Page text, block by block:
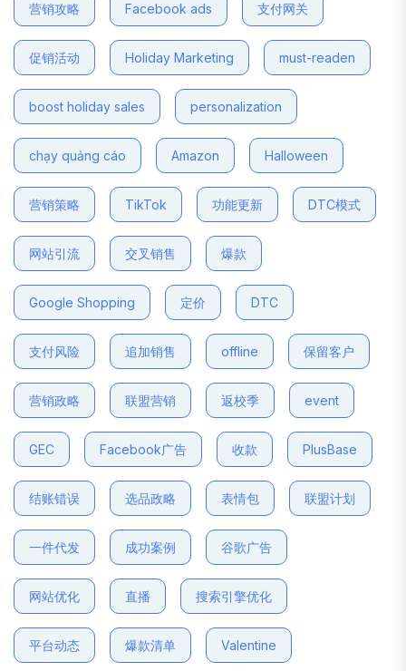
营销攻略 Facebook ads 支付网关
促销活动 Holiday Marketing must-readen
boost holiday sales personalization
chạy quảng cáo Amazon Halloween
营销策略 TikTok 功能更新 DTC模式
网站引流 交叉销售 爆款
Google Shopping 定价 DTC
支付风险 追加销售 offline 保留客户
营销政略 联盟营销 返校季 event
GEC Facebook广告 收款 PlusBase
结账错误 选品政略 表情包 联盟计划
一件代发 成功案例 谷歌广告
网站优化 直播 搜索引擎优化
平台动态 爆款清单 Valentine